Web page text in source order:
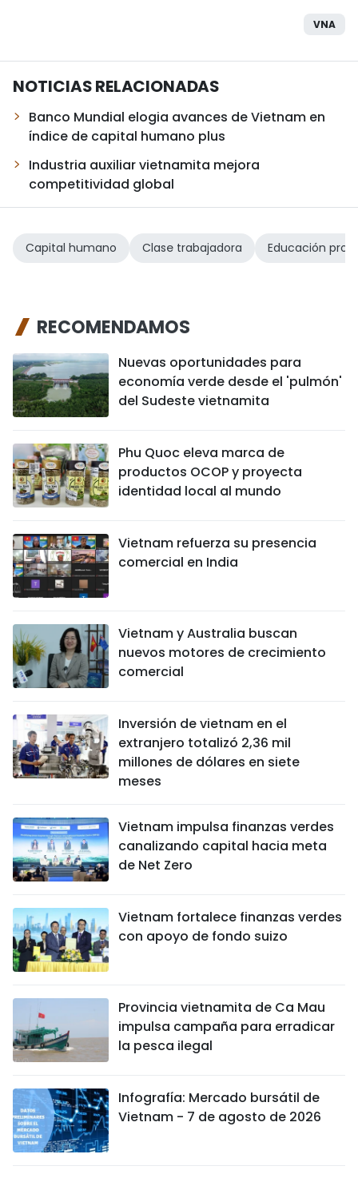
VNA
NOTICIAS RELACIONADAS
Banco Mundial elogia avances de Vietnam en
índice de capital humano plus
Industria auxiliar vietnamita mejora
competitividad global
Capital humano Clase trabajadora Educación
RECOMENDAMOS
Nuevas oportunidades para
economía verde desde el 'pulmón'
del Sudeste vietnamita
Phu Quoc eleva marca de
productos OCOP y proyecta
identidad local al mundo
Vietnam refuerza su presencia
comercial en India
Vietnam y Australia buscan
nuevos motores de crecimiento
comercial
Inversión de vietnam en el
extranjero totalizó 2,36 mil
millones de dólares en siete
meses
Vietnam impulsa finanzas verdes
canalizando capital hacia meta
de Net Zero
Vietnam fortalece finanzas verdes
con apoyo de fondo suizo
Provincia vietnamita de Ca Mau
impulsa campaña para erradicar
la pesca ilegal
Infografía: Mercado bursátil de
Vietnam - 7 de agosto de 2026